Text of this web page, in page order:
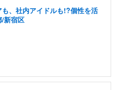
、社内アイドルも!?個性を活
新宿区